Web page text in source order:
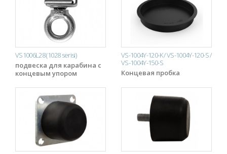
VS1006L28 (1028 serisi)
подвеска для карабина с
концевым упором
VS-1004Y-120-K / VS-1004Y-120-S /
VS-1004Y-150-S
Концевая пробка